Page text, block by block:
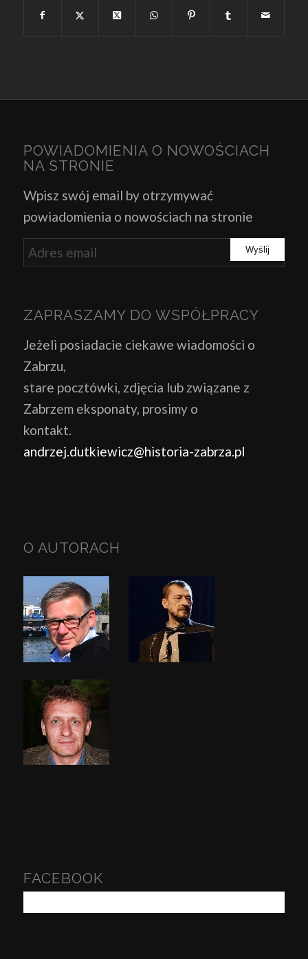
POWIADOMIENIA O NOWOŚCIACH
NA STRONIE
Wpisz swój email by otrzymywać
powiadomienia o nowościach na stronie
ZAPRASZAMY DO WSPÓŁPRACY
Jeżeli posiadacie ciekawe wiadomości o
Zabrzu,
stare pocztówki, zdjęcia lub związane z
Zabrzem eksponaty, prosimy o
kontakt.
andrzej.dutkiewicz@historia-zabrza.pl
O AUTORACH
FACEBOOK